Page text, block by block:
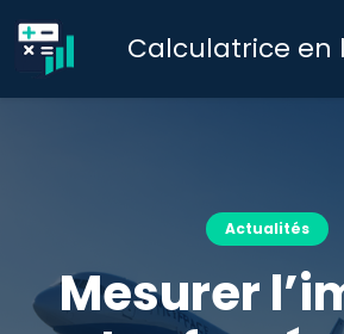
Calculatrice en
Actualités
Mesurer